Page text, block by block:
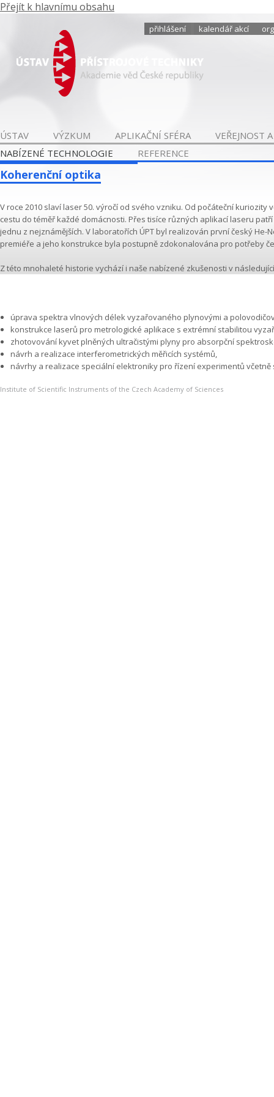
Přejít k hlavnímu obsahu
přihlášení kalendář akcí
ÚSTAV VÝZKUM APLIKAČNÍ SFÉRA
VEŘEJNOST
NABÍZENÉ TECHNOLOGIE
REFERENCE
Koherenční optika
V roce 2010 slaví laser 50. výročí od svého vzniku. Od počáteční kuriozity
cestu do téměř každé domácnosti. Přes tisíce různých aplikací laseru
jednu z nejznámějších. V laboratořích ÚPT byl realizován první český He-
premiéře a jeho konstrukce byla postupně zdokonalována pro potřeby
Z této mnohaleté historie vychází i naše nabízené zkušenosti v
úprava spektra vlnových délek vyzařovaného plynovými a
konstrukce laserů pro metrologické aplikace s extrémní stabilitou
zhotovování kyvet plněných ultračistými plyny pro absorpční
návrh a realizace interferometrických měřicích systémů,
návrhy a realizace speciální elektroniky pro řízení experimentů
Institute of Scientific Instruments of the Czech Academy of Sciences